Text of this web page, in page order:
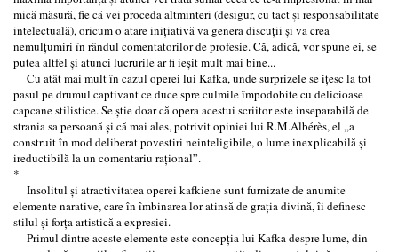
mică măsură, fie că vei proceda altminteri (desigur, cu tact şi responsabilitate
intelectuală), oricum o atare iniţiativă va genera discuţii şi va crea
nemulţumiri în rândul comentatorilor de profesie. Că, adică, vor spune ei, se
putea altfel şi atunci lucrurile ar fi ieşit mult mai bine...
Cu atât mai mult în cazul operei lui Kafka, unde surprizele se iţesc la tot
pasul pe drumul captivant ce duce spre culmile împodobite cu delicioase
capcane stilistice. Se ştie doar că opera acestui scriitor este inseparabilă de
strania sa persoană şi că mai ales, potrivit opiniei lui R.M.Albérès, el „a
construit în mod deliberat povestiri neinteligibile, o lume inexplicabilă şi
ireductibilă la un comentariu raţional”.
*
Insolitul şi atractivitatea operei kafkiene sunt furnizate de anumite
elemente narative, care în îmbinarea lor atinsă de graţia divină, îi definesc
stilul şi forţa artistică a expresiei.
Primul dintre aceste elemente este concepţia lui Kafka despre lume, din